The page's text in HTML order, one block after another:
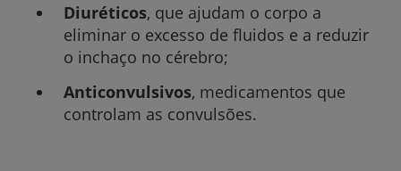
Diuréticos, que ajudam o corpo a
eliminar o excesso de fluidos e a reduzir
o inchaço no cérebro;
Anticonvulsivos, medicamentos que
controlam as convulsões.